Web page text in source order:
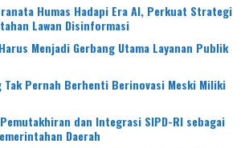
Humas Hadapi Era AI, Perkuat Strategi
Lawan Disinformasi
Menjadi Gerbang Utama Layanan Publik
Tak Pernah Berhenti Berinovasi Meski Miliki
dan Integrasi SIPD-RI sebagai
Daerah